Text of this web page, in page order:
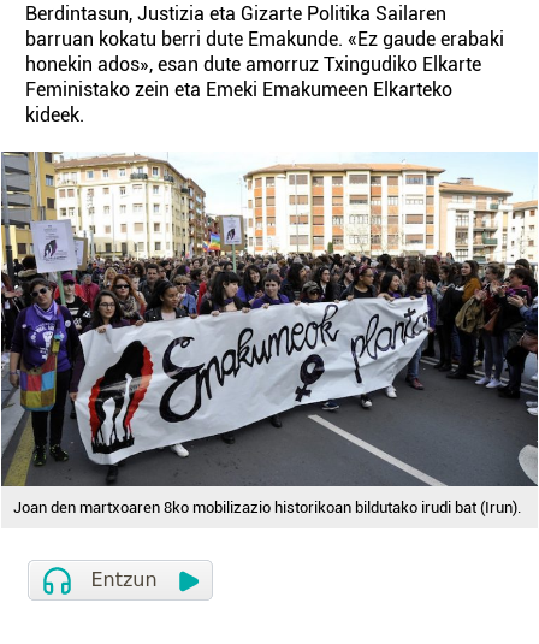
Berdintasun, Justizia eta Gizarte Politika Sailaren
barruan kokatu berri dute Emakunde. «Ez gaude erabaki
honekin ados», esan dute amorruz Txingudiko Elkarte
Feministako zein eta Emeki Emakumeen Elkarteko
kideek.
Joan den martxoaren 8ko mobilizazio historikoan bildutako irudi bat (Irun).